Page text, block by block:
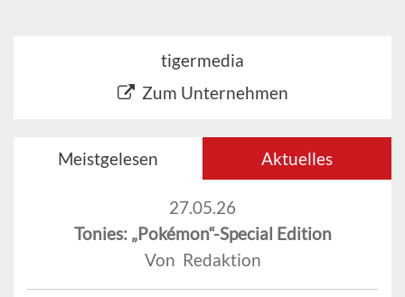
tigermedia
Zum Unternehmen
Meistgelesen Aktuelles
27.05.26
Tonies: „Pokémon“-Special Edition
Von Redaktion